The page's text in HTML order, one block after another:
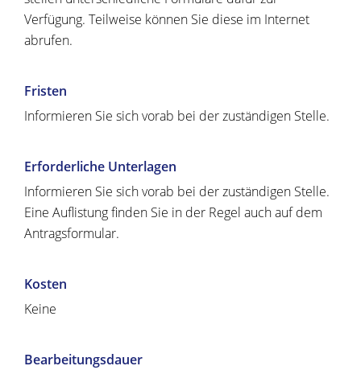
Verfügung. Teilweise können Sie diese im Internet
abrufen.
Fristen
Informieren Sie sich vorab bei der zuständigen Stelle.
Erforderliche Unterlagen
Informieren Sie sich vorab bei der zuständigen Stelle.
Eine Auflistung finden Sie in der Regel auch auf dem
Antragsformular.
Kosten
Keine
Bearbeitungsdauer